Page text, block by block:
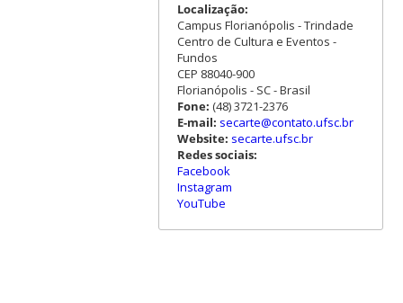
Localização:
Campus Florianópolis - Trindade
Centro de Cultura e Eventos -
Fundos
CEP 88040-900
Florianópolis - SC - Brasil
Fone: (48) 3721-2376
E-mail: secarte@contato.ufsc.br
Website: secarte.ufsc.br
Redes sociais:
Facebook
Instagram
YouTube